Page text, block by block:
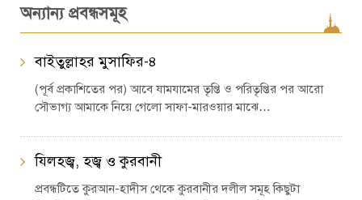
অন্যান্য প্রবন্ধসমূহ
বাইতুল্লাহর মুসাফির-৪
(পূর্ব প্রকাশিতের পর) আবে যামযামের তৃপ্তি ও পরিতৃপ্তির পর আরো
সৌভাগ্য আমাকে নিয়ে গেলো সাফা-মারওয়ার মাঝে…
যিলহজ্ব, হজ্ব ও কুরবানী
প্রবন্ধটিতে কুরআন-হাদীস থেকে কুরবানীর দলীল সমূহ কিছুটা